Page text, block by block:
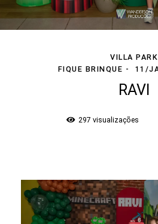
VILLA PARK
FIQUE BRINQUE
11/
RAVI
297 visualizações